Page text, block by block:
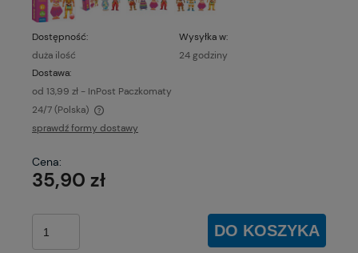
Dostępność:
duża ilość
Wysyłka w:
24 godziny
Dostawa:
od 13,99 zł - InPost Paczkomaty
24/7(Polska)
Cena nie zawiera ewentualnych kosztów płatności
sprawdź formy dostawy
Cena:
35,90 zł
DO KOSZYKA